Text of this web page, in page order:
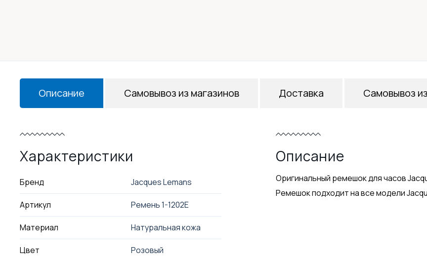
Описание
Характеристики
Бренд Jacques Lemans
Артикул Ремень 1-1202E
Материал Натуральная кожа
Цвет Розовый
Описание
Оригинальный ремешок для часов
Ремешок подходит на все модели
Самовывоз из магазинов Доставка Самовывоз